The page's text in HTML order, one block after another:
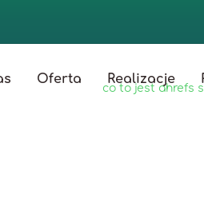
Oferta Realizacje
co to jest ahrefs